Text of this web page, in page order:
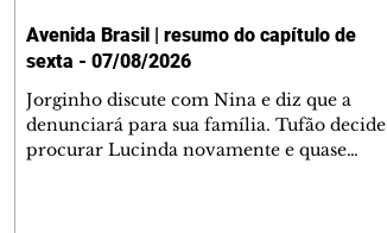
Avenida Brasil | resumo do capítulo de
sexta - 07/08/2026
Jorginho discute com Nina e diz que a
denunciará para sua família. Tufão decide
procurar Lucinda novamente e quase